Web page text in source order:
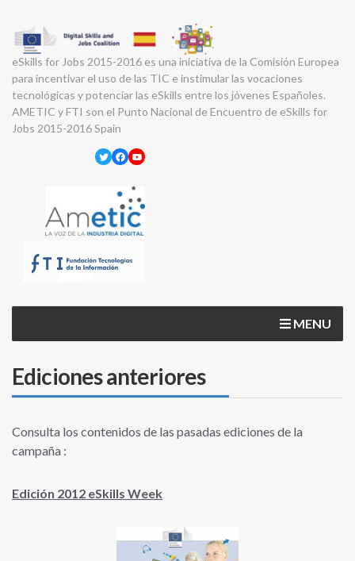
eSkills for Jobs 2015-2016 es una iniciativa de la Comisión Europea
para incentivar el uso de las TIC e instimular las vocaciones
tecnológicas y potenciar las eSkills entre los jóvenes Españoles.
AMETIC y FTI son el Punto Nacional de Encuentro de eSkills for
Jobs 2015-2016 Spain
Twitter
Facebook
YouTube
MENU
Ediciones anteriores
Consulta los contenidos de las pasadas ediciones de la
campaña :
Edición 2012 eSkills Week